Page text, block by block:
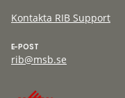
Kontakta RIB Support
E-POST
rib@msb.se